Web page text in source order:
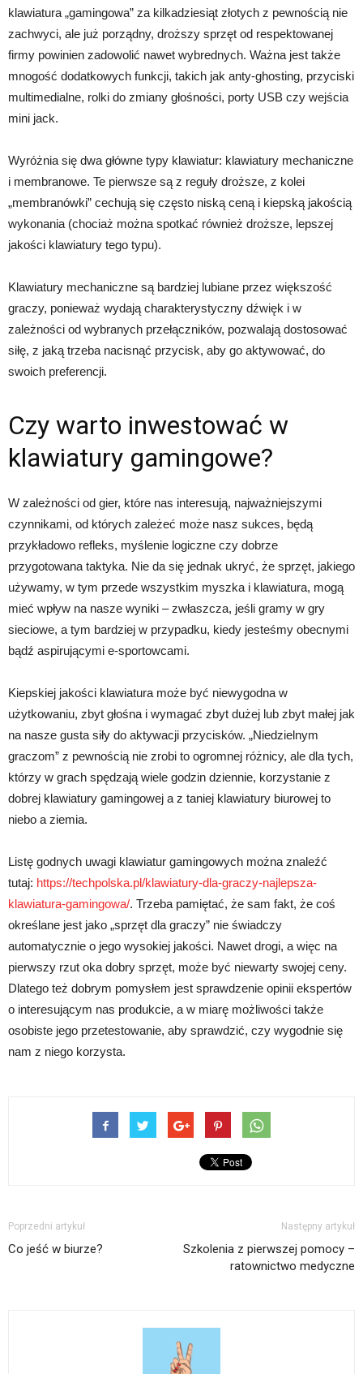
klawiatura „gamingowa” za kilkadziesiąt złotych z pewnością nie
zachwyci, ale już porządny, droższy sprzęt od respektowanej
firmy powinien zadowolić nawet wybrednych. Ważna jest także
mnogość dodatkowych funkcji, takich jak anty-ghosting, przyciski
multimedialne, rolki do zmiany głośności, porty USB czy wejścia
mini jack.
Wyróżnia się dwa główne typy klawiatur: klawiatury mechaniczne
i membranowe. Te pierwsze są z reguły droższe, z kolei
„membranówki” cechują się często niską ceną i kiepską jakością
wykonania (chociaż można spotkać również droższe, lepszej
jakości klawiatury tego typu).
Klawiatury mechaniczne są bardziej lubiane przez większość
graczy, ponieważ wydają charakterystyczny dźwięk i w
zależności od wybranych przełączników, pozwalają dostosować
siłę, z jaką trzeba nacisnąć przycisk, aby go aktywować, do
swoich preferencji.
Czy warto inwestować w
klawiatury gamingowe?
W zależności od gier, które nas interesują, najważniejszymi
czynnikami, od których zależeć może nasz sukces, będą
przykładowo refleks, myślenie logiczne czy dobrze
przygotowana taktyka. Nie da się jednak ukryć, że sprzęt, jakiego
używamy, w tym przede wszystkim myszka i klawiatura, mogą
mieć wpływ na nasze wyniki – zwłaszcza, jeśli gramy w gry
sieciowe, a tym bardziej w przypadku, kiedy jesteśmy obecnymi
bądź aspirującymi e-sportowcami.
Kiepskiej jakości klawiatura może być niewygodna w
użytkowaniu, zbyt głośna i wymagać zbyt dużej lub zbyt małej jak
na nasze gusta siły do aktywacji przycisków. „Niedzielnym
graczom” z pewnością nie zrobi to ogromnej różnicy, ale dla tych,
którzy w grach spędzają wiele godzin dziennie, korzystanie z
dobrej klawiatury gamingowej a z taniej klawiatury biurowej to
niebo a ziemia.
Listę godnych uwagi klawiatur gamingowych można znaleźć
tutaj: https://techpolska.pl/klawiatury-dla-graczy-najlepsza-
klawiatura-gamingowa/. Trzeba pamiętać, że sam fakt, że coś
określane jest jako „sprzęt dla graczy” nie świadczy
automatycznie o jego wysokiej jakości. Nawet drogi, a więc na
pierwszy rzut oka dobry sprzęt, może być niewarty swojej ceny.
Dlatego też dobrym pomysłem jest sprawdzenie opinii ekspertów
o interesującym nas produkcie, a w miarę możliwości także
osobiste jego przetestowanie, aby sprawdzić, czy wygodnie się
nam z niego korzysta.
Poprzedni artykuł
Co jeść w biurze?
Następny artykuł
Szkolenia z pierwszej pomocy –
ratownictwo medyczne